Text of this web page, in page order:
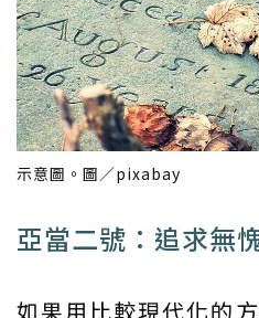
示意圖。圖／pixabay
亞當二號：追求無
如果用比較現代化的